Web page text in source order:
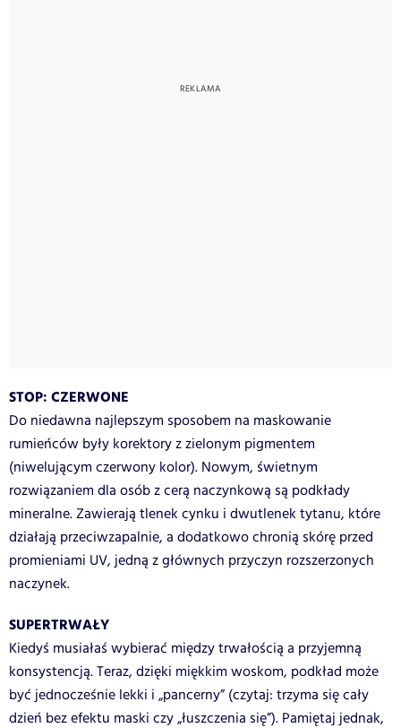
STOP: CZERWONE
Do niedawna najlepszym sposobem na maskowanie
rumieńców były korektory z zielonym pigmentem
(niwelującym czerwony kolor). Nowym, świetnym
rozwiązaniem dla osób z cerą naczynkową są podkłady
mineralne. Zawierają tlenek cynku i dwutlenek tytanu, które
działają przeciwzapalnie, a dodatkowo chronią skórę przed
promieniami UV, jedną z głównych przyczyn rozszerzonych
naczynek.
SUPERTRWAŁY
Kiedyś musiałaś wybierać między trwałością a przyjemną
konsystencją. Teraz, dzięki miękkim woskom, podkład może
być jednocześnie lekki i „pancerny” (czytaj: trzyma się cały
dzień bez efektu maski czy „łuszczenia się”). Pamiętaj jednak,